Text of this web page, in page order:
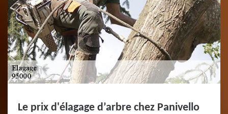
Le prix d'élagage d’arbre chez Panivello